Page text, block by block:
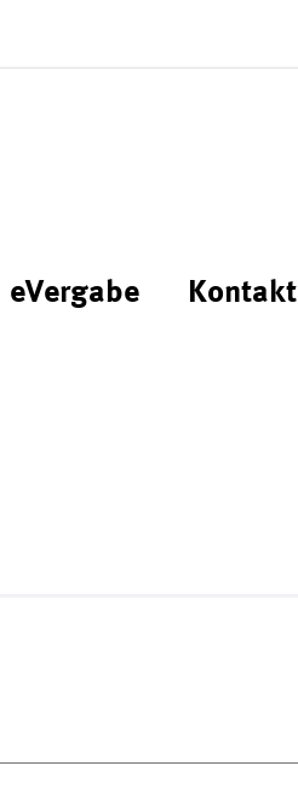
eVergabe Kontakt